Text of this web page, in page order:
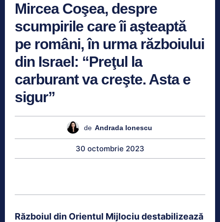
Mircea Coşea, despre
scumpirile care îi aşteaptă
pe români, în urma războiului
din Israel: “Preţul la
carburant va creşte. Asta e
sigur”
de Andrada Ionescu
30 octombrie 2023
Războiul din Orientul Mijlociu destabilizează